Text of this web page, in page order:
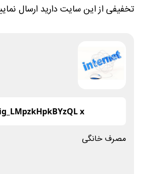
تخفیفی از این سایت دارید ارسال
x
مصرف خانگی